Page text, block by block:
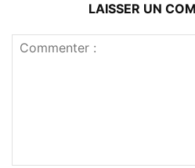
LAISSER UN